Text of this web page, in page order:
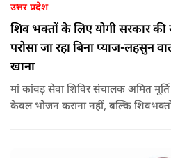
उत्तर प्रदेश
शिव भक्तों के लिए योगी सरकार की
परोसा जा रहा बिना प्याज-लहसुन
खाना
मां कांवड़ सेवा शिविर संचालक अमित
केवल भोजन कराना नहीं, बल्कि शिवभक्तों